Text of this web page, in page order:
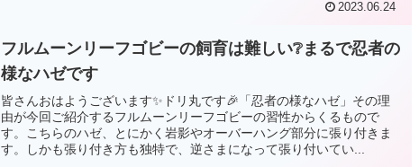
2023.06.24
フルムーンリーフゴビーの飼育は難しい❔まるで忍者の
様なハゼです
皆さんおはようございます✨ドリ丸です🎉「忍者の様なハゼ」その理
由が今回ご紹介するフルムーンリーフゴビーの習性からくるもので
す。こちらのハゼ、とにかく岩影やオーバーハング部分に張り付きま
す。しかも張り付き方も独特で、逆さまになって張り付いてい...